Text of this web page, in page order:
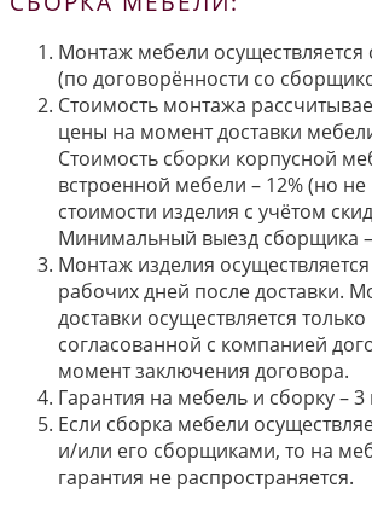
Монтаж мебели осуществляется
(по договорённости со
Стоимость монтажа
цены на момент доставки
Стоимость сборки корпусной
встроенной мебели – 12% (но
стоимости изделия с учётом
Минимальный выезд сборщика
Монтаж изделия
рабочих дней после доставки.
доставки осуществляется
согласованной с компанией
момент заключения договора.
Гарантия на мебель и сборку – 3
Если сборка мебели
и/или его сборщиками, то на
гарантия не распространяется.